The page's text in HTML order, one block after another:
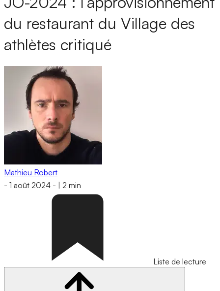
du restaurant du Village des
athlètes critiqué
Mathieu Robert
- 1 août 2024 - 2 min
Liste de lecture